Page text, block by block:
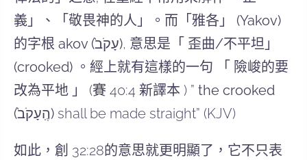
義」、「敬畏神的人」。而 「雅各」 (Yakov)
的字根
akov (עָקֹב֙), 意思是「 歪曲/不平坦」
(crooked)。經上就有這樣的一句 「 險峻的要
改為平地 」 (賽 40:4 新譯本 ) ” the crooked
(הֶֽעָקֹב֙)shall be made straight” (KJV)
如此，創 32:28的意思就更明顯了，它不只表